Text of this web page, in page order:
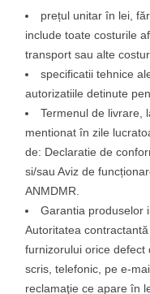
prețul unitar în lei,
include toate costurile
transport sau alte
specificatii tehnice
autorizatiile detinute
Termenul de livrare,
mentionat în zile
de: Declaratie de
si/sau Aviz de
ANMDMR.
Garantia produselor
Autoritatea
furnizorului orice defect
scris, telefonic, pe e-
reclamaţie ce apare în